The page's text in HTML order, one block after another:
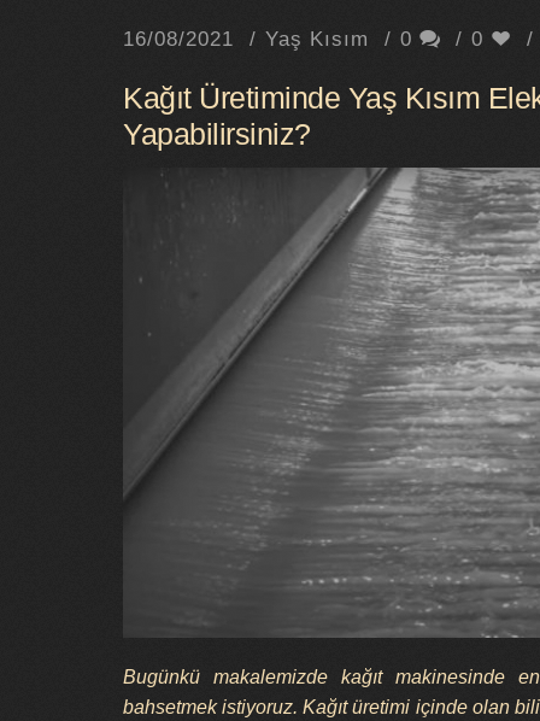
16/08/2021 Yaş Kısım 0 0
Kağıt Üretiminde Yaş Kısım
Yapabilirsiniz?
Bugünkü makalemizde kağıt makinesinde
bahsetmek istiyoruz. Kağıt üretimi içinde olan